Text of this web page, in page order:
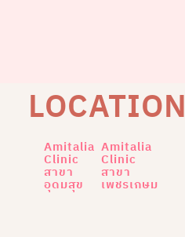
LOCATION
Amitalia
Clinic
สาขา
อุดมสุข
Amitalia
Clinic
สาขา
เพชรเกษม